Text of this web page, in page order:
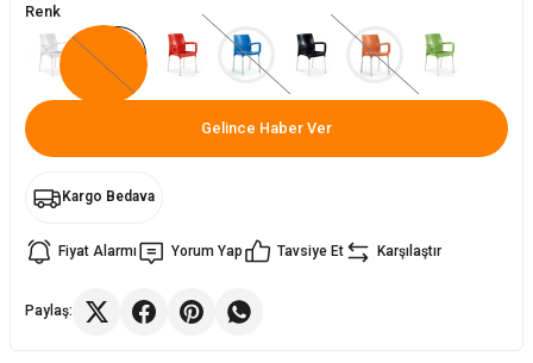
Renk
Gelince Haber Ver
Kargo Bedava
Fiyat Alarmı Yorum Yap Tavsiye Et Karşılaştır
Paylaş: